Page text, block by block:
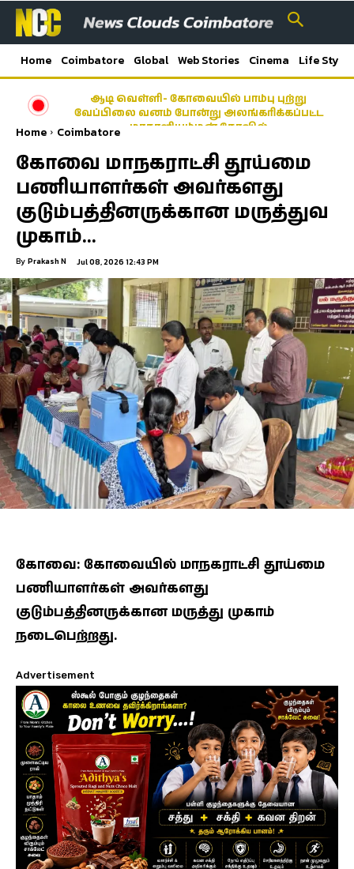
Home Coimbatore Global Web Stories Cinema Life Style
ஆடி வெள்ளி- கோவையில் பாம்பு புற்று
வேப்பிலை வனம் போன்று அலங்கரிக்கப்பட்ட
மாகாளியம்மன் கோவில்
Home Coimbatore
கோவை மாநகராட்சி தூய்மை
பணியாளர்கள் அவர்களது
குடும்பத்தினருக்கான மருத்துவ
முகாம்…
By Prakash N Jul 08, 2026 12:43 PM
கோவை: கோவையில் மாநகராட்சி தூய்மை
பணியாளர்கள் அவர்களது
குடும்பத்தினருக்கான மருத்து முகாம்
நடைபெற்றது.
Advertisement